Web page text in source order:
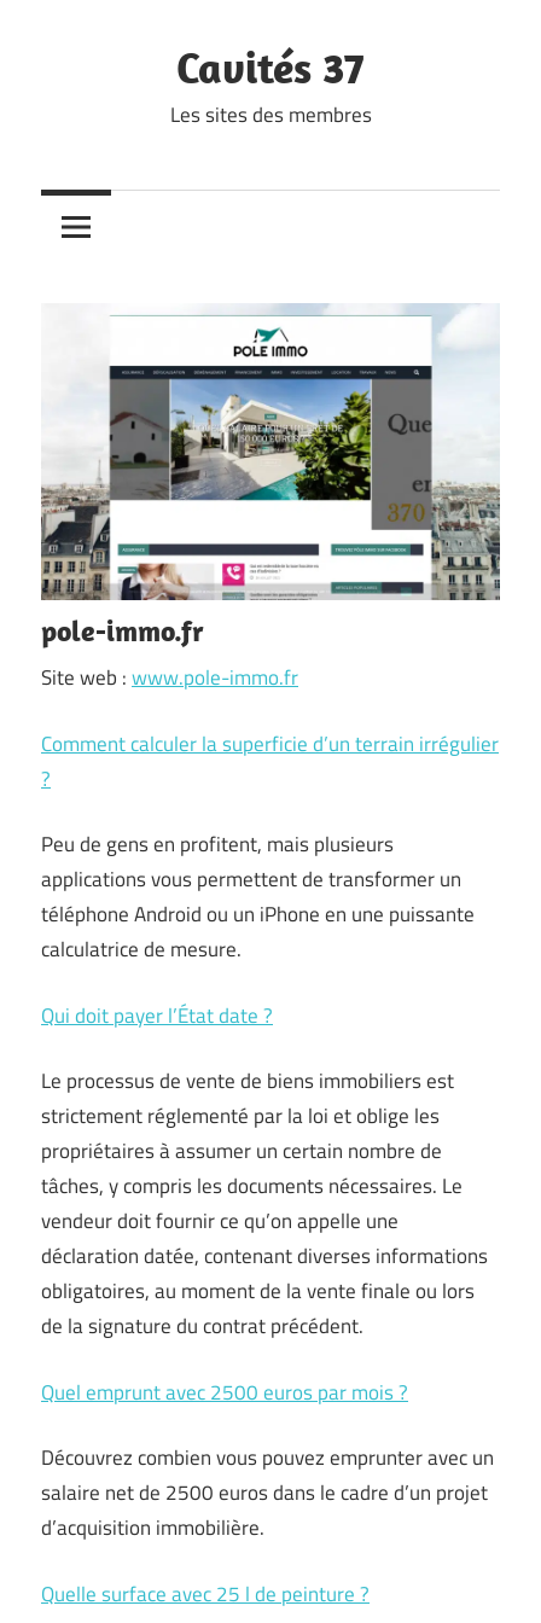
Cavités 37
Les sites des membres
pole-immo.fr
Site web :www.pole-immo.fr
Comment calculer la superficie d’un terrain irrégulier
?
Peu de gens en profitent, mais plusieurs
applications vous permettent de transformer un
téléphone Android ou un iPhone en une puissante
calculatrice de mesure.
Qui doit payer l’État date ?
Le processus de vente de biens immobiliers est
strictement réglementé par la loi et oblige les
propriétaires à assumer un certain nombre de
tâches, y compris les documents nécessaires. Le
vendeur doit fournir ce qu’on appelle une
déclaration datée, contenant diverses informations
obligatoires, au moment de la vente finale ou lors
de la signature du contrat précédent.
Quel emprunt avec 2500 euros par mois ?
Découvrez combien vous pouvez emprunter avec un
salaire net de 2500 euros dans le cadre d’un projet
d’acquisition immobilière.
Quelle surface avec 25 l de peinture ?